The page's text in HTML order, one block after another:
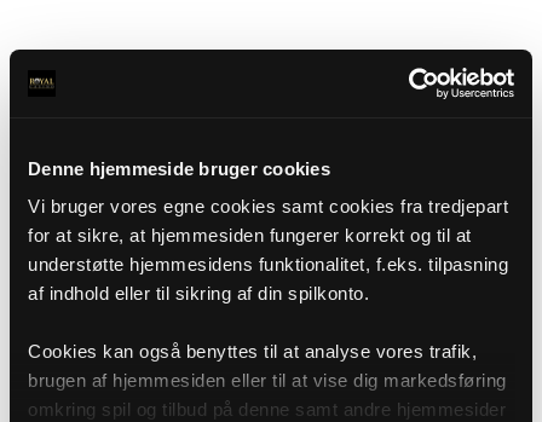
Denne hjemmeside bruger cookies
Vi bruger vores egne cookies samt cookies fra tredjepart
for at sikre, at hjemmesiden fungerer korrekt og til at
understøtte hjemmesidens funktionalitet, f.eks. tilpasning
af indhold eller til sikring af din spilkonto.
Cookies kan også benyttes til at analyse vores trafik,
brugen af hjemmesiden eller til at vise dig markedsføring
omkring spil og tilbud på denne samt andre hjemmesider